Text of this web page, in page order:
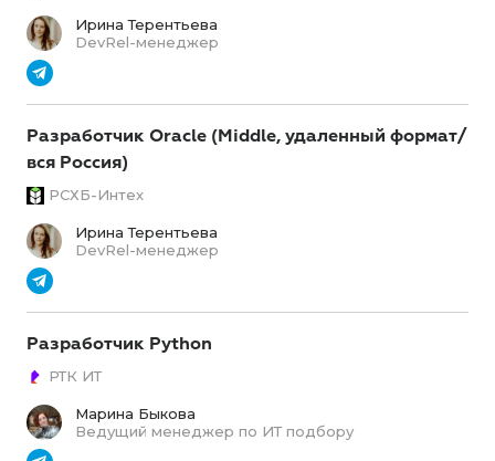
Ирина Терентьева
DevRel-менеджер
Разработчик Oracle (Middle, удаленный формат/
вся Россия)
РСХБ-Интех
Ирина Терентьева
DevRel-менеджер
Разработчик Python
РТК ИТ
Марина Быкова
Ведущий менеджер по ИТ подбору